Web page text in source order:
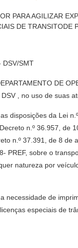
PARA AGILIZAR
DE TRANSITODE
DSV/SMT
DE
DSV , no uso de suas
disposições da Lei
n.º 36.957, de
n.º 37.391, de 8 de
PREF, sobre o
natureza por
necessidade de
especiais de